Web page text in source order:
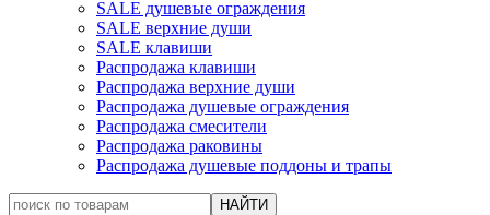
SALE душевые ограждения
SALE верхние души
SALE клавиши
Распродажа клавиши
Распродажа верхние души
Распродажа душевые ограждения
Распродажа смесители
Распродажа раковины
Распродажа душевые поддоны и трапы